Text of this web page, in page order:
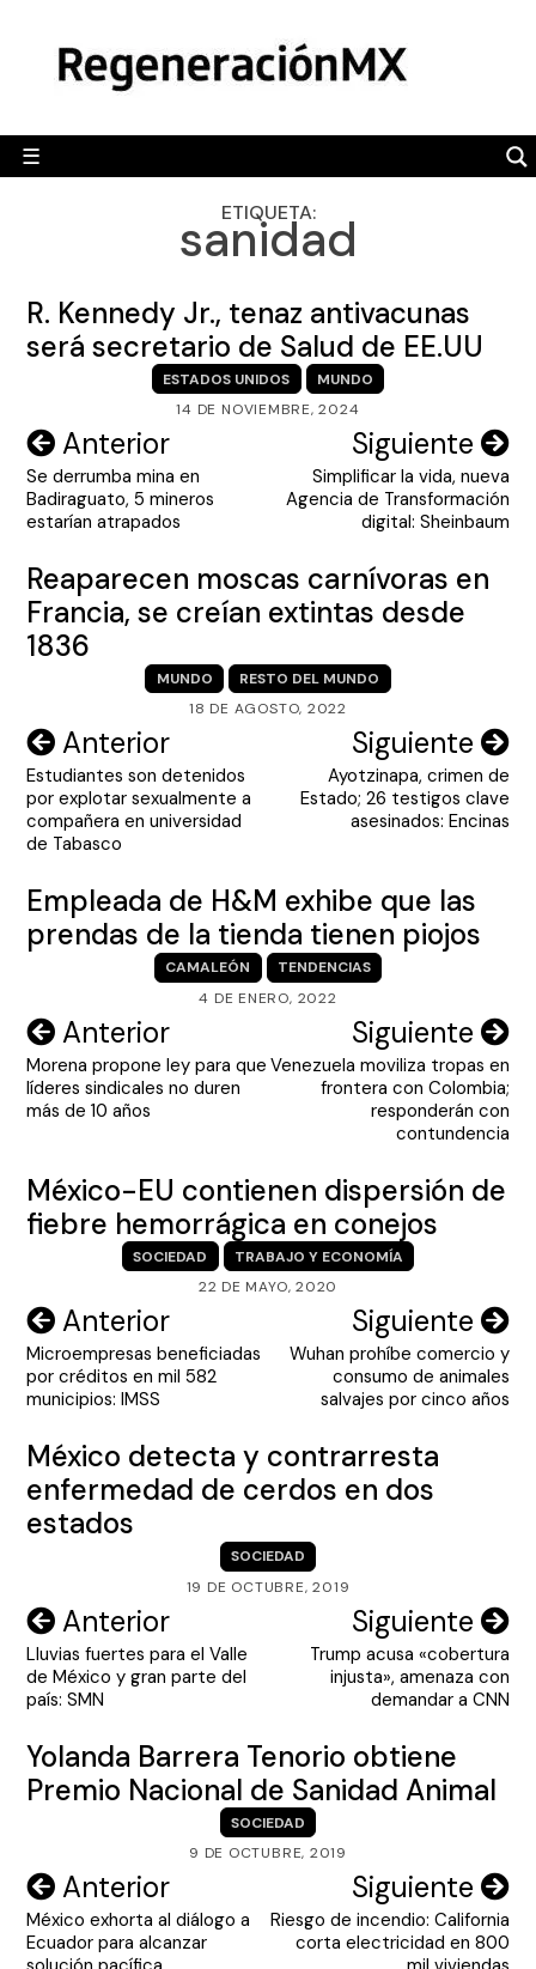
content
☰
POLÍTICA
CAMALEÓN
OPINIÓN
ENGLISH SECTION
VIDEOS
ETIQUETA:
sanidad
R. Kennedy Jr., tenaz antivacunas
será secretario de Salud de EE.UU
ESTADOS UNIDOS
MUNDO
14 DE NOVIEMBRE, 2024
Navegación
de
entradas
Anterior
Se derrumba mina en
Badiraguato, 5 mineros
estarían atrapados
Siguiente
Simplificar la vida, nueva
Agencia de Transformación
digital: Sheinbaum
Reaparecen moscas carnívoras en
Francia, se creían extintas desde
1836
MUNDO
RESTO DEL MUNDO
18 DE AGOSTO, 2022
Navegación
de
entradas
Anterior
Estudiantes son detenidos
por explotar sexualmente a
compañera en universidad
de Tabasco
Siguiente
Ayotzinapa, crimen de
Estado; 26 testigos clave
asesinados: Encinas
Empleada de H&M exhibe que las
prendas de la tienda tienen piojos
CAMALEÓN
TENDENCIAS
4 DE ENERO, 2022
Navegación
de
entradas
Anterior
Morena propone ley para que
líderes sindicales no duren
más de 10 años
Siguiente
Venezuela moviliza tropas en
frontera con Colombia;
responderán con
contundencia
México-EU contienen dispersión de
fiebre hemorrágica en conejos
SOCIEDAD
TRABAJO Y ECONOMÍA
22 DE MAYO, 2020
Navegación
de
entradas
Anterior
Microempresas beneficiadas
por créditos en mil 582
municipios: IMSS
Siguiente
Wuhan prohíbe comercio y
consumo de animales
salvajes por cinco años
México detecta y contrarresta
enfermedad de cerdos en dos
estados
SOCIEDAD
19 DE OCTUBRE, 2019
Navegación
de
entradas
Anterior
Lluvias fuertes para el Valle
de México y gran parte del
país: SMN
Siguiente
Trump acusa «cobertura
injusta», amenaza con
demandar a CNN
Yolanda Barrera Tenorio obtiene
Premio Nacional de Sanidad Animal
SOCIEDAD
9 DE OCTUBRE, 2019
Navegación
de
Anterior
México exhorta al diálogo a
Ecuador para alcanzar
Siguiente
Riesgo de incendio: California
corta electricidad en 800